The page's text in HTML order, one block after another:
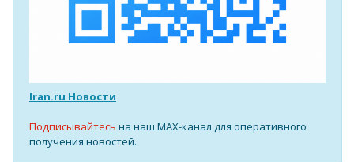
Iran.ru Новости
Подписывайтесь на наш MAX-канал для оперативного
получения новостей.